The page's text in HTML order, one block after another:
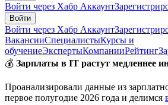
Войти через Хабр Аккаунт
Войти
Войти через Хабр Аккаунт
ВакансииСпециалистыКурсы и
обучениеЭкспертыКомпанииРейтинг
💰 Зарплаты в IT растут медленнее
Проанализировали данные из
первое полугодие 2026 года и делимся